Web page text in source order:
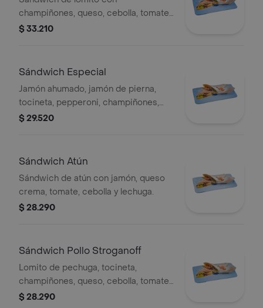
champiñones, queso, cebolla, tomate,
lechuga y salsa de la casa.
$ 33.210
Sándwich Especial
Jamón ahumado, jamón de pierna,
tocineta, pepperoni, champiñones,
queso, tomate y lechuga.
$ 29.520
Sándwich Atún
Sándwich de atún con jamón, queso
crema, tomate, cebolla y lechuga.
$ 28.290
Sándwich Pollo Stroganoff
Lomito de pechuga, tocineta,
champiñones, queso, cebolla, tomate,
lechuga y salsa de la casa.
$ 28.290